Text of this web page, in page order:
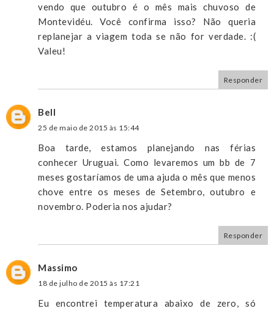
vendo que outubro é o mês mais chuvoso de
Montevidéu. Você confirma isso? Não queria
replanejar a viagem toda se não for verdade. :(
Valeu!
Responder
Bell
25 de maio de 2015 às 15:44
Boa tarde, estamos planejando nas férias
conhecer Uruguai. Como levaremos um bb de 7
meses gostaríamos de uma ajuda o mês que menos
chove entre os meses de Setembro, outubro e
novembro. Poderia nos ajudar?
Responder
Massimo
18 de julho de 2015 às 17:21
Eu encontrei temperatura abaixo de zero, só